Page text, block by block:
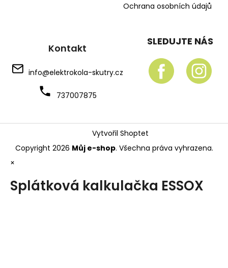
Ochrana osobních údajů
Kontakt
info@elektrokola-skutry.cz
737007875
SLEDUJTE NÁS
Vytvořil Shoptet
Copyright 2026 Můj e-shop. Všechna práva vyhrazena.
×
Splátková kalkulačka ESSOX